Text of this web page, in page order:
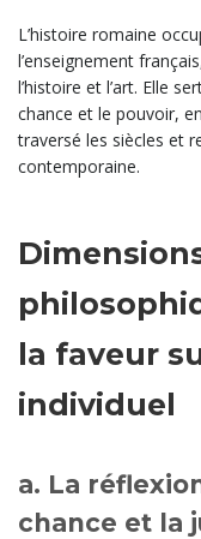
L’histoire romaine
l’enseignement
l’histoire et l’art. Elle
chance et le pouvoir,
traversé les siècles et
contemporaine.
la faveur
individuel
a. La
chance et la